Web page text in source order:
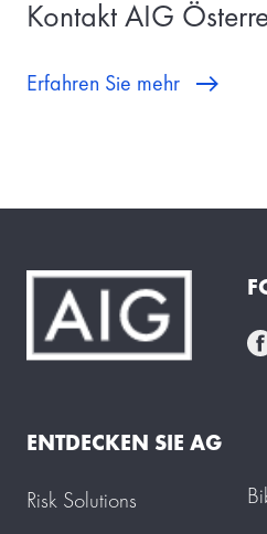
Kontakt AIG
Erfahren Sie mehr
ENTDECKEN SIE AG
Risk Solutions